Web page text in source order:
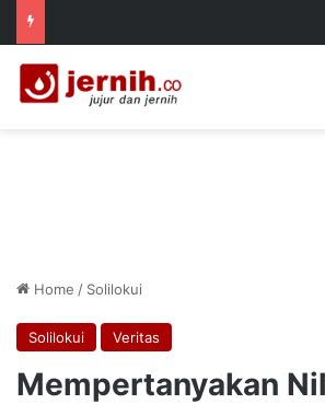
Home / Solilokui
Solilokui Veritas
Mempertanyakan